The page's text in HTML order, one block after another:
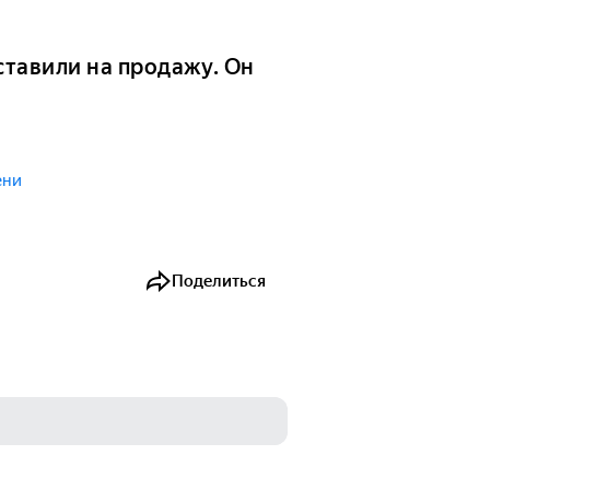
на продажу. Он
Поделиться